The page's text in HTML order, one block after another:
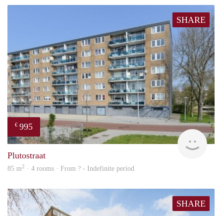
SHARE
€ 995
Plutostraat
85 m2 · 4 rooms · From ? - Indefinite period
SHARE